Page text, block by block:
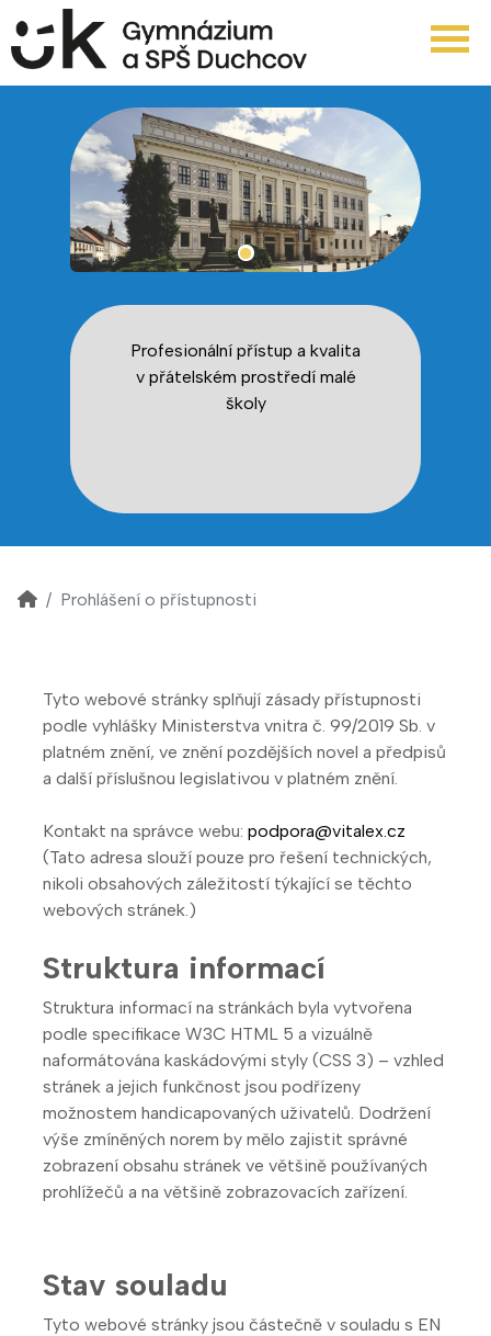
Profesionální přístup a kvalita
v přátelském prostředí malé
školy
Prohlášení o přístupnosti
Tyto webové stránky splňují zásady přístupnosti
podle vyhlášky Ministerstva vnitra č. 99/2019 Sb. v
platném znění, ve znění pozdějších novel a předpisů
a další příslušnou legislativou v platném znění.
Kontakt na správce webu: podpora@vitalex.cz
(Tato adresa slouží pouze pro řešení technických,
nikoli obsahových záležitostí týkající se těchto
webových stránek.)
Struktura informací
Struktura informací na stránkách byla vytvořena
podle specifikace W3C HTML 5 a vizuálně
naformátována kaskádovými styly (CSS 3) – vzhled
stránek a jejich funkčnost jsou podřízeny
možnostem handicapovaných uživatelů. Dodržení
výše zmíněných norem by mělo zajistit správné
zobrazení obsahu stránek ve většině používaných
prohlížečů a na většině zobrazovacích zařízení.
Stav souladu
Tyto webové stránky jsou částečně v souladu s EN